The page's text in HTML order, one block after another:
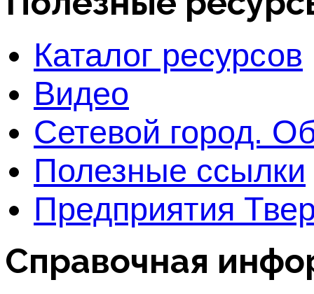
Каталог ресурсов
Видео
Сетевой город.
Полезные ссылки
Предприятия
Справочная